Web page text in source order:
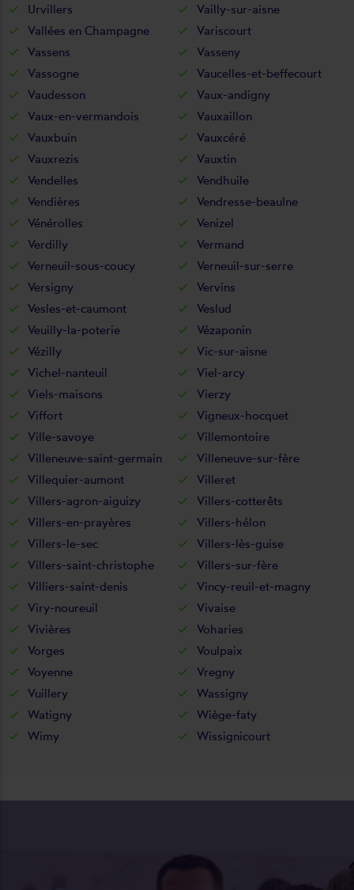
Urvillers
Vailly-sur-aisne
Vallées en Champagne
Variscourt
Vassens
Vasseny
Vassogne
Vaucelles-et-beffecourt
Vaudesson
Vaux-andigny
Vaux-en-vermandois
Vauxaillon
Vauxbuin
Vauxcéré
Vauxrezis
Vauxtin
Vendelles
Vendhuile
Vendières
Vendresse-beaulne
Vénérolles
Venizel
Verdilly
Vermand
Verneuil-sous-coucy
Verneuil-sur-serre
Versigny
Vervins
Vesles-et-caumont
Veslud
Veuilly-la-poterie
Vézaponin
Vézilly
Vic-sur-aisne
Vichel-nanteuil
Viel-arcy
Viels-maisons
Vierzy
Viffort
Vigneux-hocquet
Ville-savoye
Villemontoire
Villeneuve-saint-germain
Villeneuve-sur-fère
Villequier-aumont
Villeret
Villers-agron-aiguizy
Villers-cotterêts
Villers-en-prayères
Villers-hélon
Villers-le-sec
Villers-lès-guise
Villers-saint-christophe
Villers-sur-fère
Villiers-saint-denis
Vincy-reuil-et-magny
Viry-noureuil
Vivaise
Vivières
Voharies
Vorges
Voulpaix
Voyenne
Vregny
Vuillery
Wassigny
Watigny
Wiège-faty
Wimy
Wissignicourt